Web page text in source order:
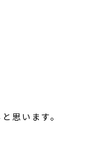
思います。